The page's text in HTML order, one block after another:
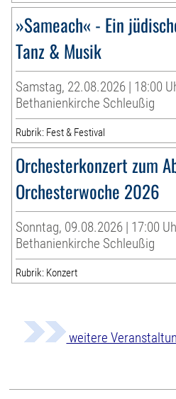
»Sameach« - Ein
Tanz & Musik
Samstag, 22.08.2026 | 18:00
Bethanienkirche Schleußig
Rubrik: Fest & Festival
Orchesterkonzert zum
Orchesterwoche 2026
Sonntag, 09.08.2026 | 17:00
Bethanienkirche Schleußig
Rubrik: Konzert
weitere